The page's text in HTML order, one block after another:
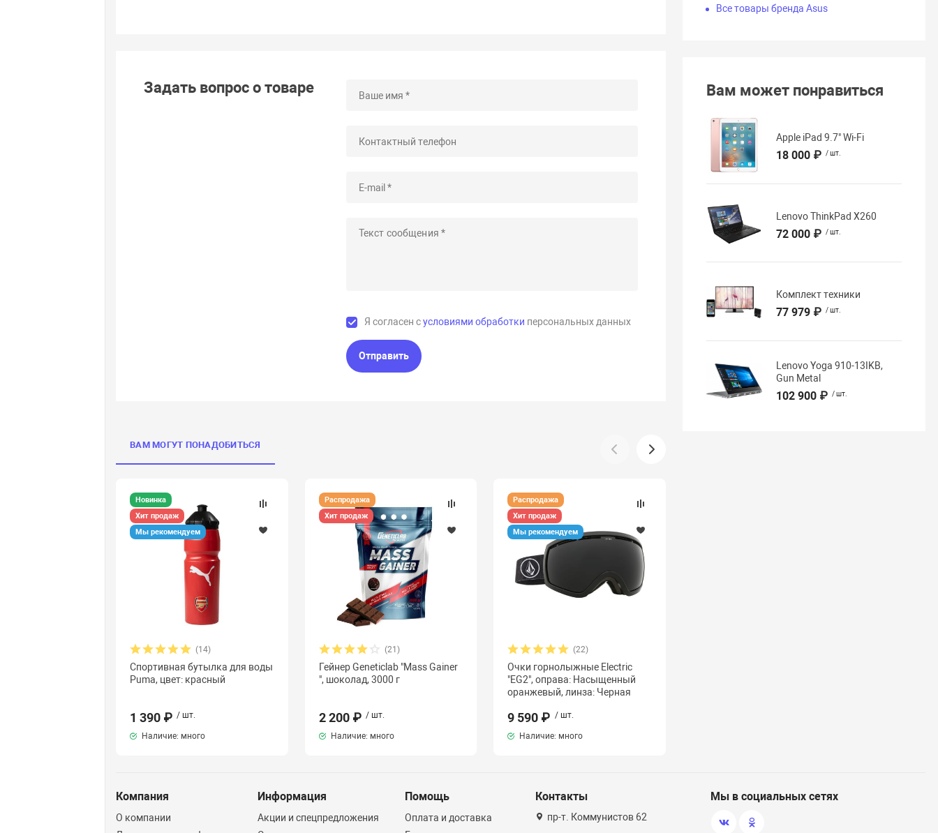
Задать вопрос о товаре
Я согласен сусловиями обработки персональных данных
Отправить
ВАМ МОГУТ ПОНАДОБИТЬСЯ
Новинка
Хит продаж
Мы рекомендуем
(14)
Спортивная бутылка для воды
Puma, цвет: красный
1 390 ₽ / шт.
Наличие: много
Распродажа
Хит продаж
(21)
Гейнер Geneticlab "Mass Gainer
", шоколад, 3000 г
2 200 ₽ / шт.
Наличие: много
Распродажа
Хит продаж
Мы рекомендуем
(22)
Очки горнолыжные Electric
"EG2", оправа: Насыщенный
оранжевый, линза: Черная
9 590 ₽ / шт.
Наличие: много
Все товары бренда Asus
Вам может понравиться
Apple iPad 9.7" Wi-Fi
18 000 ₽ / шт.
Lenovo ThinkPad X260
72 000 ₽ / шт.
Комплект техники
77 979 ₽ / шт.
Lenovo Yoga 910-13IKB,
Gun Metal
102 900 ₽ / шт.
Компания
О компании
Информация
Акции и спецпредложения
Помощь
Оплата и доставка
Контакты
пр-т. Коммунистов 62
Мы в социальных сетях